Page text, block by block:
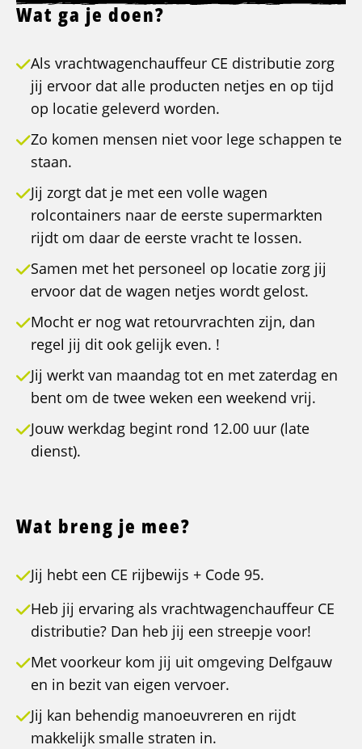
Wat ga je doen?
Als vrachtwagenchauffeur CE distributie zorg
jij ervoor dat alle producten netjes en op tijd
op locatie geleverd worden.
Zo komen mensen niet voor lege schappen te
staan.
Jij zorgt dat je met een volle wagen
rolcontainers naar de eerste supermarkten
rijdt om daar de eerste vracht te lossen.
Samen met het personeel op locatie zorg jij
ervoor dat de wagen netjes wordt gelost.
Mocht er nog wat retourvrachten zijn, dan
regel jij dit ook gelijk even. !
Jij werkt van maandag tot en met zaterdag en
bent om de twee weken een weekend vrij.
Jouw werkdag begint rond 12.00 uur (late
dienst).
Wat breng je mee?
Jij hebt een CE rijbewijs + Code 95.
Heb jij ervaring als vrachtwagenchauffeur CE
distributie? Dan heb jij een streepje voor!
Met voorkeur kom jij uit omgeving Delfgauw
en in bezit van eigen vervoer.
Jij kan behendig manoeuvreren en rijdt
makkelijk smalle straten in.